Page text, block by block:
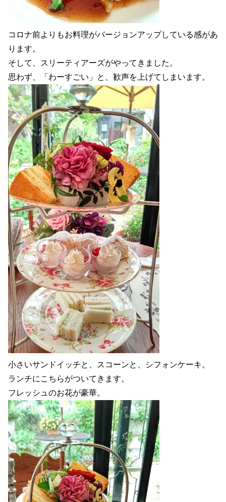
コロナ前よりもお料理がバージョンアップしている感があ
ります。
そして、スリーティアーズがやってきました。
思わず、「わーすごい」と、歓声を上げてしまいます。
小さいサンドイッチと、スコーンと、シフォンケーキ。
ランチにこちらがついてきます。
フレッシュのお花が豪華。